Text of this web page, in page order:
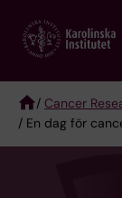
main
/ Cancer
/ En dag för